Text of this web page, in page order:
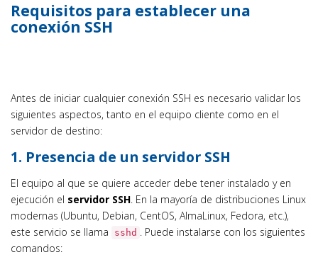
Requisitos para establecer una
conexión SSH
Antes de iniciar cualquier conexión SSH es necesario validar los
siguientes aspectos, tanto en el equipo cliente como en el
servidor de destino:
1. Presencia de un servidor SSH
El equipo al que se quiere acceder debe tener instalado y en
ejecución el servidor SSH . En la mayoría de distribuciones Linux
modernas (Ubuntu, Debian, CentOS, AlmaLinux, Fedora, etc.),
este servicio se llama
sshd
. Puede instalarse con los siguientes
comandos: